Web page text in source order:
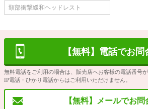
頸部衝撃緩和ヘッドレスト
【無料】電話でお問
無料電話をご利用の場合は、販売店へお客様の電話番号が
IP電話・ひかり電話からはご利用いただけません。
【無料】メールでお問